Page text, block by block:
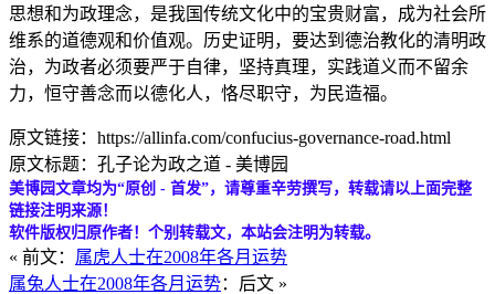
思想和为政理念，是我国传统文化中的宝贵财富，成为社会所
维系的道德观和价值观。历史证明，要达到德治教化的清明政
治，为政者必须要严于自律，坚持真理，实践道义而不留余
力，恒守善念而以德化人，恪尽职守，为民造福。
原文链接：https://allinfa.com/confucius-governance-road.html
原文标题：孔子论为政之道 - 美博园
美博园文章均为“原创 - 首发”，请尊重辛劳撰写，转载请以上面完整
链接注明来源！
软件版权归原作者！个别转载文，本站会注明为转载。
« 前文： 属虎人士在2008年各月运势
属兔人士在2008年各月运势：后文 »